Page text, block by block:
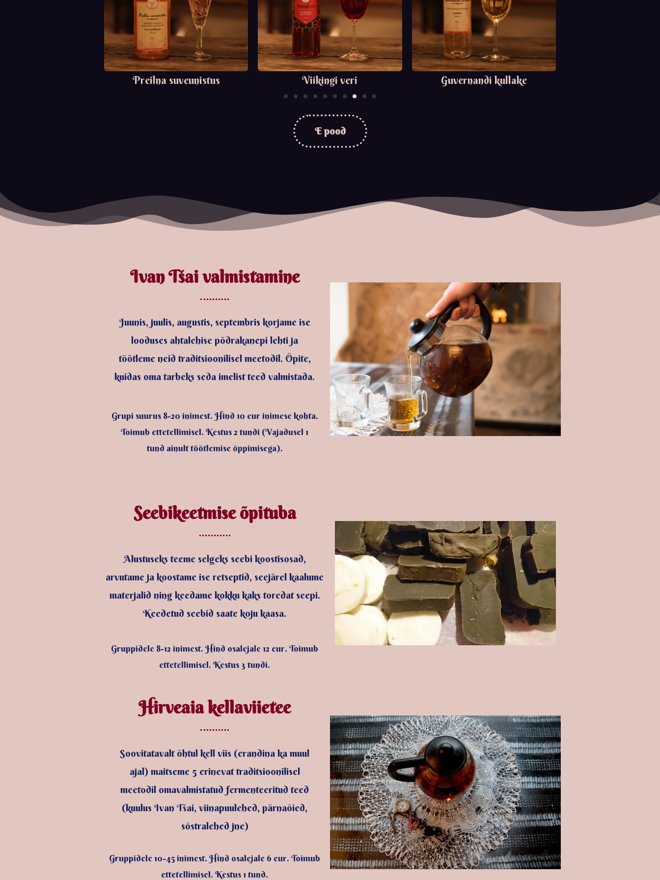
Preilna suveunistus Viikingi veri Guvernandi kullake
E pood
Ivan Tšai valmistamine
Juunis, juulis, augustis, septembris korjame ise
looduses ahtalehise põdrakanepi lehti ja
töötleme neid traditsioonilisel meetodil. Õpite,
kuidas oma tarbeks seda imelist teed valmistada.
Grupi suurus 8-20 inimest. Hind 10 eur inimese kohta.
Toimub ettetellimisel. Kestus 2 tundi (Vajadusel 1
tund ainult töötlemise õppimisega).
Seebikeetmise õpituba
Alustuseks teeme selgeks seebi koostisosad,
arvutame ja koostame ise retseptid, seejärel kaalume
materjalid ning keedame kokku kaks toredat seepi.
Keedetud seebid saate koju kaasa.
Gruppidele 8-12 inimest. Hind osalejale 12 eur. Toimub
ettetellimisel. Kestus 3 tundi.
Hirveaia kellaviietee
Soovitatavalt õhtul kell viis (erandina ka muul
ajal) maitseme 5 erinevat traditsioonilisel
meetodil omavalmistatud fermenteeritud teed
(kuulus Ivan Tšai, viinapuulehed, pärnaõied,
sõstralehed jne)
Gruppidele 10-45 inimest. Hind osalejale 6 eur. Toimub
ettetellimisel. Kestus 1 tund.